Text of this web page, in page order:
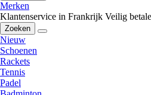
Merken
Klantenservice in Frankrijk Veilig
Zoeken
Nieuw
Schoenen
Rackets
Tennis
Padel